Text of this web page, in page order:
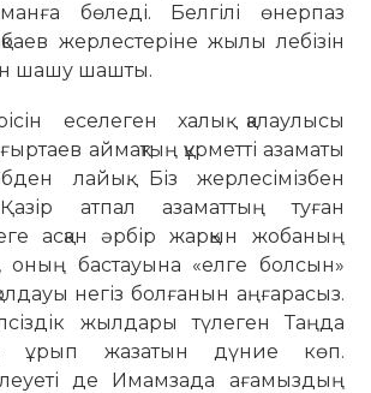
бөледі. Белгілі өнерпаз
жерлестеріне жылы лебізін
шашу шашты.
еселеген халық қалаулысы
ай­мақтың құрметті азаматы
лайық. Біз жерлесімізбен
атпал азаматтың туған
асқан әрбір жарқын жобаның
оның бастауына «елге болсын»
негіз болғанын аңғарасыз.
жылдары түлеген Таңда
ұрып жазатын дүние көп.
де Имамзада ағамыздың